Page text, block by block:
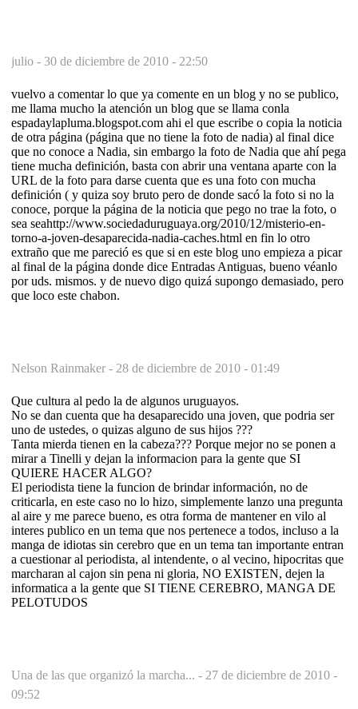
julio - 30 de diciembre de 2010 - 22:50
vuelvo a comentar lo que ya comente en un blog y no se publico,
me llama mucho la atención un blog que se llama conla
espadaylapluma.blogspot.com ahi el que escribe o copia la noticia
de otra página (página que no tiene la foto de nadia) al final dice
que no conoce a Nadia, sin embargo la foto de Nadia que ahí pega
tiene mucha definición, basta con abrir una ventana aparte con la
URL de la foto para darse cuenta que es una foto con mucha
definición ( y quiza soy bruto pero de donde sacó la foto si no la
conoce, porque la página de la noticia que pego no trae la foto, o
sea seahttp://www.sociedaduruguaya.org/2010/12/misterio-en-
torno-a-joven-desaparecida-nadia-caches.html en fin lo otro
extraño que me pareció es que si en este blog uno empieza a picar
al final de la página donde dice Entradas Antiguas, bueno véanlo
por uds. mismos. y de nuevo digo quizá supongo demasiado, pero
que loco este chabon.
Nelson Rainmaker - 28 de diciembre de 2010 - 01:49
Que cultura al pedo la de algunos uruguayos.
No se dan cuenta que ha desaparecido una joven, que podria ser
uno de ustedes, o quizas alguno de sus hijos ???
Tanta mierda tienen en la cabeza??? Porque mejor no se ponen a
mirar a Tinelli y dejan la informacion para la gente que SI
QUIERE HACER ALGO?
El periodista tiene la funcion de brindar información, no de
criticarla, en este caso no lo hizo, simplemente lanzo una pregunta
al aire y me parece bueno, es otra forma de mantener en vilo al
interes publico en un tema que nos pertenece a todos, incluso a la
manga de idiotas sin cerebro que en un tema tan importante entran
a cuestionar al periodista, al intendente, o al vecino, hipocritas que
marcharan al cajon sin pena ni gloria, NO EXISTEN, dejen la
informatica a la gente que SI TIENE CEREBRO, MANGA DE
PELOTUDOS
Una de las que organizó la marcha... - 27 de diciembre de 2010 -
09:52